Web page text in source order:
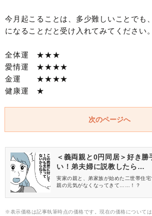
今月起こることは、多少難しいことでも
になることだと受け入れてみてください。
全体運 ★★★
愛情運 ★★★★
金運 ★★★★
健康運 ★
次のページへ
＜義両親と0円同居＞好き勝
い！弟夫婦に説教したら…
実家の親と、弟家族が始めた二世帯住
親の元気がなくなってきて……！？
※表示価格は記事執筆時点の価格です。現在の価格について